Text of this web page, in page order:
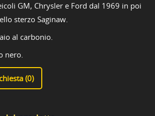
GM, Chrysler e Ford dal 1969 in poi
sterzo Saginaw.
al carbonio.
nero.
(0)